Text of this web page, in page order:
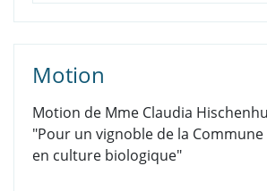
Motion
Motion de Mme Claudia
"Pour un vignoble de la
en culture biologique"